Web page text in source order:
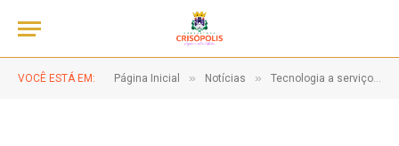
VOCÊ ESTÁ EM: Página Inicial » Notícias » Tecnologia a serviço da gestão pública!